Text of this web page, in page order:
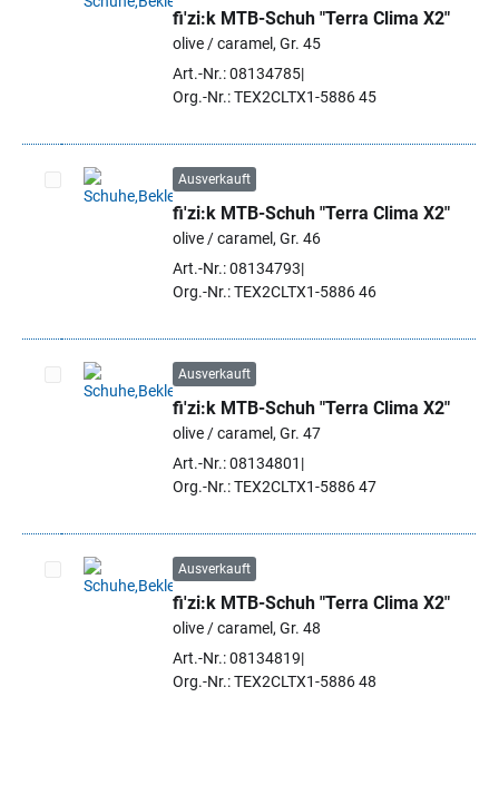
Artikel auswählen
fi'zi:k MTB-Schuh "Terra Clima X2"
olive / caramel, Gr. 45
Art.-Nr.: 08134785
Org.-Nr.: TEX2CLTX1-5886 45
Artikel auswählen
Ausverkauft
fi'zi:k MTB-Schuh "Terra Clima X2"
olive / caramel, Gr. 46
Art.-Nr.: 08134793
Org.-Nr.: TEX2CLTX1-5886 46
Artikel auswählen
Ausverkauft
fi'zi:k MTB-Schuh "Terra Clima X2"
olive / caramel, Gr. 47
Art.-Nr.: 08134801
Org.-Nr.: TEX2CLTX1-5886 47
Artikel auswählen
Ausverkauft
fi'zi:k MTB-Schuh "Terra Clima X2"
olive / caramel, Gr. 48
Art.-Nr.: 08134819
Org.-Nr.: TEX2CLTX1-5886 48